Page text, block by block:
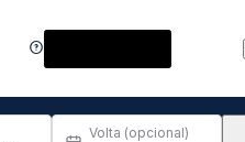
Volta (opcional)